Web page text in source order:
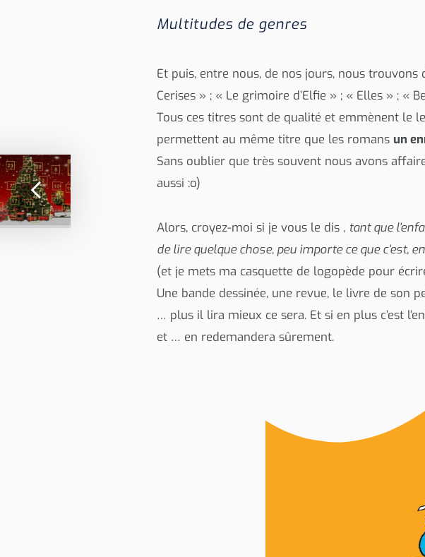
Multitudes de genres
Et puis, entre nous, de nos jours, nous trouvons
Cerises » ; « Le grimoire d’Elfie » ; « Elles » ; «
Tous ces titres sont de qualité et emmènent le
permettent au même titre que les romans un
Sans oublier que très souvent nous avons
aussi :o)
Alors, croyez-moi si je vous le dis , tant que
de lire quelque chose, peu importe ce que c’est,
(et je mets ma casquette de logopède pour
Une bande dessinée, une revue, le livre de son
… plus il lira mieux ce sera. Et si en plus c’est
et … en redemandera sûrement.